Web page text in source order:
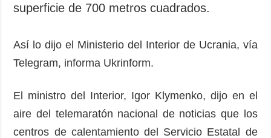
superficie de 700 metros cuadrados.
Así lo dijo el Ministerio del Interior de Ucrania, vía
Telegram, informa Ukrinform.
El ministro del Interior, Igor Klymenko, dijo en el
aire del telemaratón nacional de noticias que los
centros de calentamiento del Servicio Estatal de